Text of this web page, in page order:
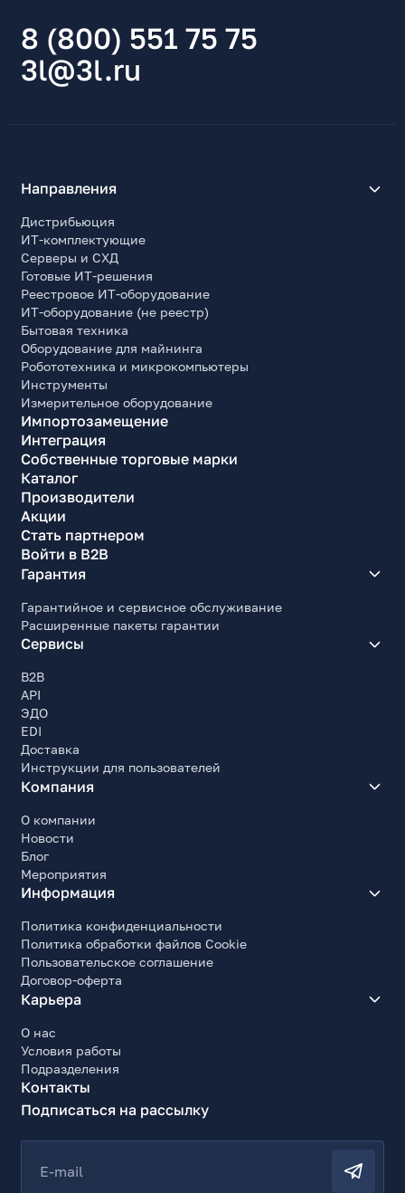
8 (800) 551 75 75
3l@3l.ru
Направления
Дистрибьюция
ИТ-комплектующие
Серверы и СХД
Готовые ИТ-решения
Реестровое ИТ-оборудование
ИТ-оборудование (не реестр)
Бытовая техника
Оборудование для майнинга
Робототехника и микрокомпьютеры
Инструменты
Измерительное оборудование
Импортозамещение
Интеграция
Собственные торговые марки
Каталог
Производители
Акции
Стать партнером
Войти в B2B
Гарантия
Гарантийное и сервисное обслуживание
Расширенные пакеты гарантии
Сервисы
B2B
API
ЭДО
EDI
Доставка
Инструкции для пользователей
Компания
О компании
Новости
Блог
Мероприятия
Информация
Политика конфиденциальности
Политика обработки файлов Cookie
Пользовательское соглашение
Договор-оферта
Карьера
О нас
Условия работы
Подразделения
Контакты
Подписаться на рассылку
E-mail